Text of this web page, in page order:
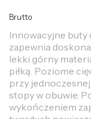
Brutto
Innowacyjne buty
zapewnia
lekki górny
piłką. Poziome
przy
stopy w obuwie.
wykończeniem